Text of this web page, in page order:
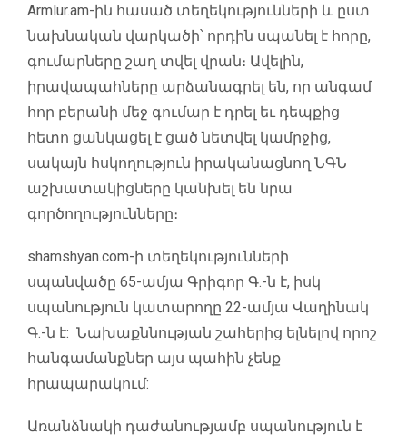
Armlur.am-ին հասած տեղեկությունների և ըստ
նախնական վարկածի՝ որդին սպանել է հորը,
գումարները շաղ տվել վրան։ Ավելին,
իրավապահները արձանագրել են, որ անգամ
հոր բերանի մեջ գումար է դրել եւ դեպքից
հետո ցանկացել է ցած նետվել կամրջից,
սակայն հսկողություն իրականացնող ՆԳՆ
աշխատակիցները կանխել են նրա
գործողությունները։
shamshyan.com-ի տեղեկությունների
սպանվածը 65-ամյա Գրիգոր Գ.-ն է, իսկ
սպանություն կատարողը 22-ամյա Վաղինակ
Գ.-ն է: Նախաքննության շահերից ելնելով որոշ
հանգամանքներ այս պահին չենք
հրապարակում:
Առանձնակի դաժանությամբ սպանություն է